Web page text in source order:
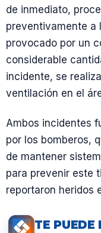
de inmediato,
preventivamente a
provocado por un
considerable
incidente, se
ventilación en el
Ambos incidentes
por los bomberos,
de mantener
para prevenir este
reportaron heridos
TE PUEDE